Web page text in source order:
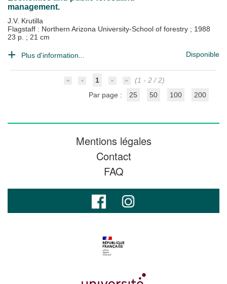
management.
J.V. Krutilla
Flagstaff : Northern Arizona University-School of forestry ; 1988
23 p. ; 21 cm
Plus d'information... Disponible
1
(1 - 2 / 2)
Par page :
25 50 100 200
Mentions légales
Contact
FAQ